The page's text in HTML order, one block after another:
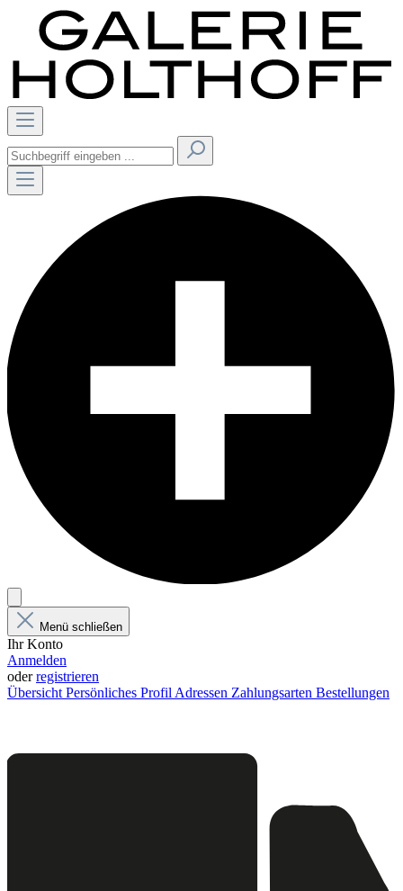
Menü schließen
Ihr Konto
Anmelden
oderregistrieren
Übersicht Persönliches Profil Adressen Zahlungsarten Bestellungen